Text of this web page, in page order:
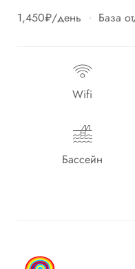
1,450₽/день База
Wifi
Бассейн